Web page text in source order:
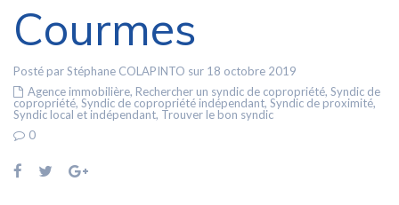
Courmes
Posté par Stéphane COLAPINTO sur 18 octobre 2019
Agence immobilière, Rechercher un syndic de copropriété, Syndic de
copropriété, Syndic de copropriété indépendant, Syndic de proximité,
Syndic local et indépendant, Trouver le bon syndic
0